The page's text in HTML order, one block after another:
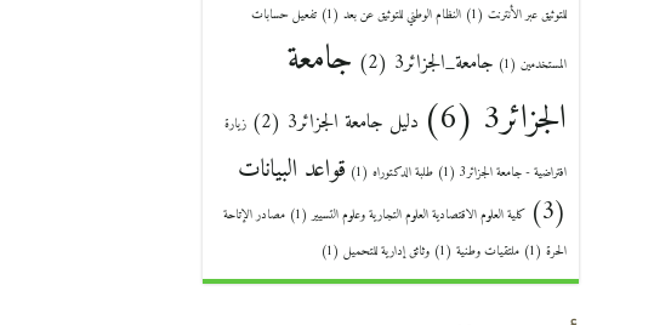
للتوثيق عبر الأنترنت (1) النظام الوطني للتوثيق عن بعد (1) تفعيل حسابات
المستخدمين (1) جامعة_الجزائر3 (2)
جامعة
الجزائر3 (6) دليل جامعة الجزائر3 (2) زيارة
افتراضية - جامعة الجزائر3 (1) طلبة الدكتوراه (1)
قواعد البيانات
(3)
كلية العلوم الاقتصادية العلوم التجارية وعلوم التسيير(1)
مصادر الإتاحة
الحرة (1) ملتقيات وطنية (1) وثائق إدارية للتحميل (1)